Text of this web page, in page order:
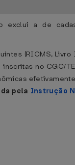
exclui a de
(RICMS, Livro
no CGC/
pela Instrução